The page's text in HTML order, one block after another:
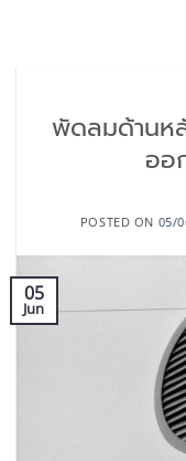
พัดลมด้านห
ออ
POSTED ON 05/
05
Jun